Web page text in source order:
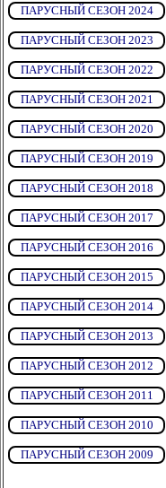
ПАРУСНЫЙ СЕЗОН 2024
ПАРУСНЫЙ СЕЗОН 2023
ПАРУСНЫЙ СЕЗОН 2022
ПАРУСНЫЙ СЕЗОН 2021
ПАРУСНЫЙ СЕЗОН 2020
ПАРУСНЫЙ СЕЗОН 2019
ПАРУСНЫЙ СЕЗОН 2018
ПАРУСНЫЙ СЕЗОН 2017
ПАРУСНЫЙ СЕЗОН 2016
ПАРУСНЫЙ СЕЗОН 2015
ПАРУСНЫЙ СЕЗОН 2014
ПАРУСНЫЙ СЕЗОН 2013
ПАРУСНЫЙ СЕЗОН 2012
ПАРУСНЫЙ СЕЗОН 2011
ПАРУСНЫЙ СЕЗОН 2010
ПАРУСНЫЙ СЕЗОН 2009